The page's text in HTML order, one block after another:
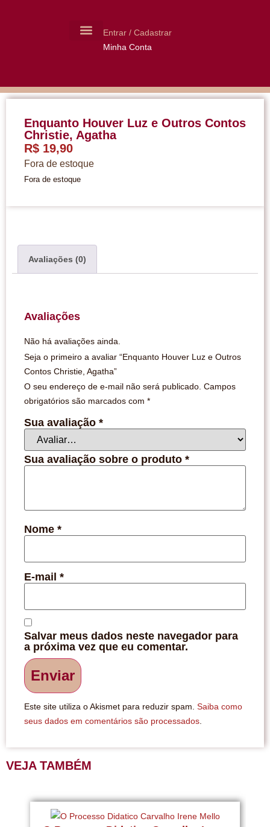
Entrar / Cadastrar
Minha Conta
Avaliações (0)
Avaliações
Não há avaliações ainda.
Seja o primeiro a avaliar “Enquanto Houver Luz e Outros
Contos Christie, Agatha”
O seu endereço de e-mail não será publicado. Campos
obrigatórios são marcados com *
Sua avaliação *
Sua avaliação sobre o produto *
Nome *
E-mail *
Salvar meus dados neste navegador para
a próxima vez que eu comentar.
Este site utiliza o Akismet para reduzir spam. Saiba como
seus dados em comentários são processados.
Enquanto Houver Luz e Outros Contos
Christie, Agatha
R$ 19,90
Fora de estoque
Fora de estoque
VEJA TAMBÉM